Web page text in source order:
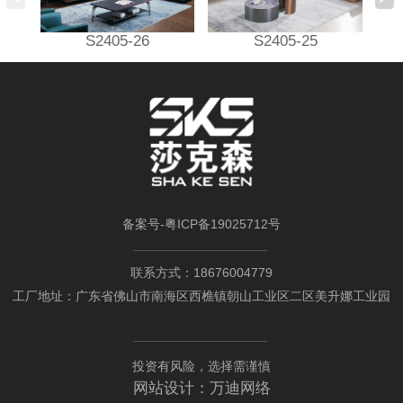
S2405-26 S2405-25
备案号-粤ICP备19025712号
联系方式：18676004779
工厂地址：广东省佛山市南海区西樵镇朝山工业区二区美升娜工业园
投资有风险，选择需谨慎
网站设计： 万迪网络